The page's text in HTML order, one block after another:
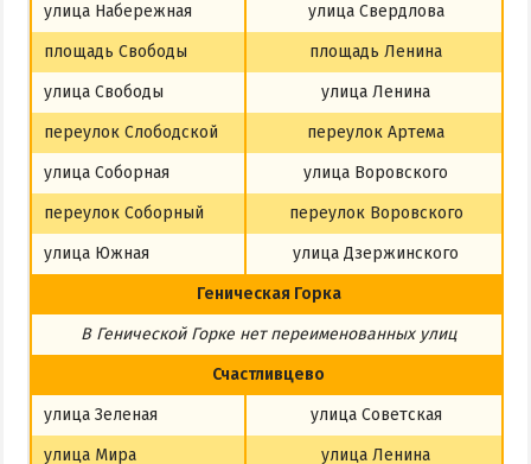
улица Набережная
улица Свердлова
площадь Свободы
площадь Ленина
улица Свободы
улица Ленина
переулок Слободской
переулок Артема
улица Соборная
улица Воровского
переулок Соборный
переулок Воровского
улица Южная
улица Дзержинского
Геническая Горка
В Генической Горке нетпереименованных улиц
Счастливцево
улица Зеленая
улица Советская
улица Мира
улица Ленина